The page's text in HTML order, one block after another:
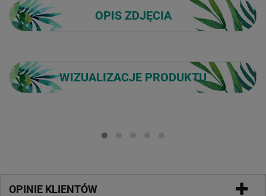
OPIS ZDJĘCIA
WIZUALIZACJE PRODUKTU
OPINIE KLIENTÓW